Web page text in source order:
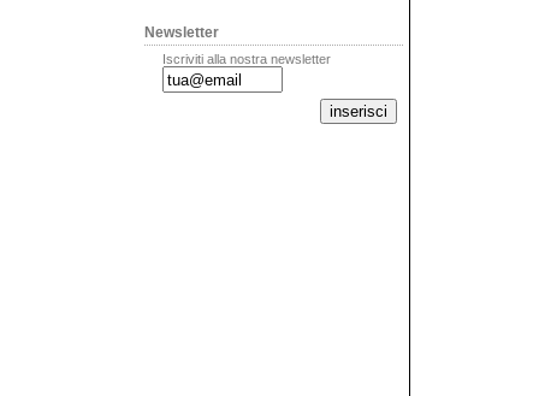
Newsletter
Iscriviti alla nostra newsletter